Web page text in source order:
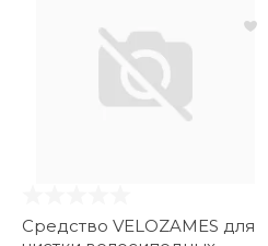
Средство VELOZAMES для